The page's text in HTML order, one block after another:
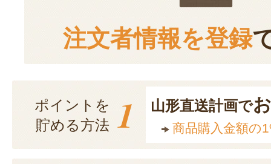
注文者情報を登録
ポイントを
貯める方法 1 山形直送計画で
商品購入金額の